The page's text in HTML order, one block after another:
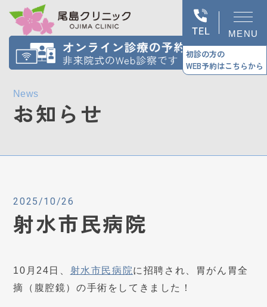
MENU
初診の方の
WEB予約はこちらから
News
お知らせ
2025/10/26
射水市民病院
10月24日、 射水市民病院に招聘され、胃がん胃全
摘（腹腔鏡）の手術をしてきました！